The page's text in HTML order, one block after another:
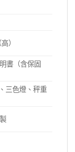
高）
書（含保固
三色燈、秤重